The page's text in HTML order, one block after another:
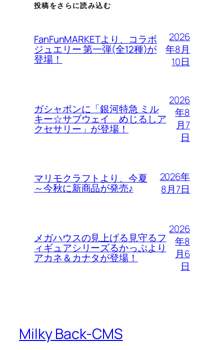
投稿をさらに読み込む
FanFunMARKETより、コラボ
ジュエリー 第一弾(全12種)が
登場！
2026
年8月
10日
ガシャポンに「銀河特急 ミル
キー☆サブウェイ めじるしア
クセサリー」が登場！
2026
年8
月7
日
マリモクラフトより、今夏
～今秋に新商品が発売♪
2026年
8月7日
メガハウスの見上げる見守るフ
ィギュアシリーズるかっぷより
アカネ＆カナタが登場！
2026
年8
月6
日
Milky Back-CMS